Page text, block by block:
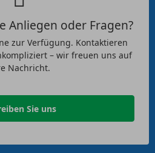
Anliegen oder Fragen?
zur Verfügung. Kontaktieren
– wir freuen uns auf
Nachricht.
Sie uns